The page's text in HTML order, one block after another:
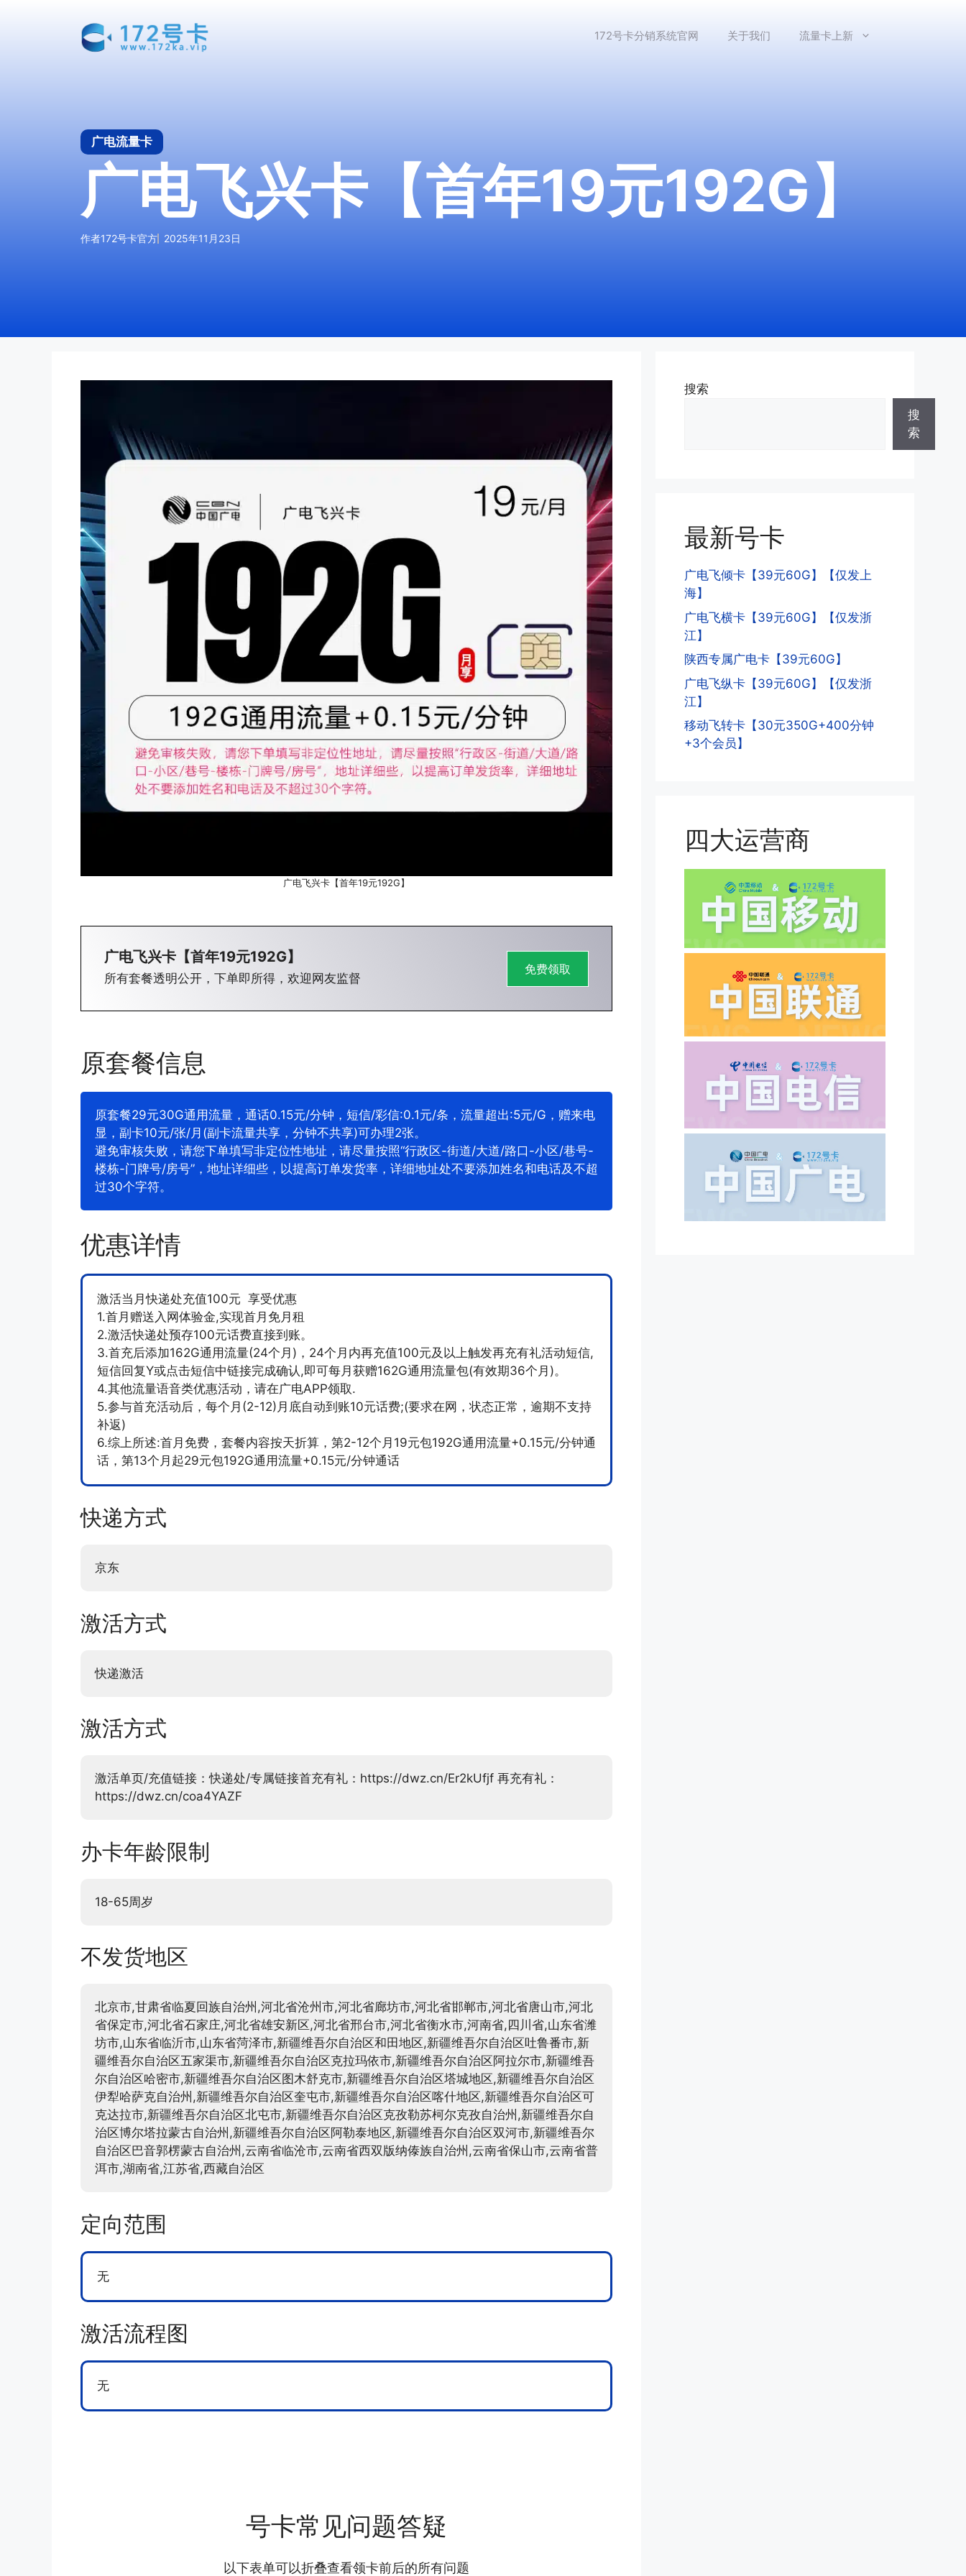
172号卡分销系统官网 关于我们 流量卡上新
广电流量卡
广电飞兴卡【首年19元192G】
作者172号卡官方 2025年11月23日
广电飞兴卡【首年19元192G】
广电飞兴卡【首年19元192G】
所有套餐透明公开，下单即所得，欢迎网友监督
免费领取
原套餐信息
原套餐29元30G通用流量，通话0.15元/分钟，短信/彩信:0.1元/条，流量超出:5元/G，赠来电
显，副卡10元/张/月(副卡流量共享，分钟不共享)可办理2张。
避免审核失败，请您下单填写非定位性地址，请尽量按照“行政区-街道/大道/路口-小区/巷号-
楼栋-门牌号/房号”，地址详细些，以提高订单发货率，详细地址处不要添加姓名和电话及不超
过30个字符。
优惠详情
激活当月快递处充值100元 享受优惠
1.首月赠送入网体验金,实现首月免月租
2.激活快递处预存100元话费直接到账。
3.首充后添加162G通用流量(24个月)，24个月内再充值100元及以上触发再充有礼活动短信,
短信回复Y或点击短信中链接完成确认,即可每月获赠162G通用流量包(有效期36个月)。
4.其他流量语音类优惠活动，请在广电APP领取.
5.参与首充活动后，每个月(2-12)月底自动到账10元话费;(要求在网，状态正常，逾期不支持
补返)
6.综上所述:首月免费，套餐内容按天折算，第2-12个月19元包192G通用流量+0.15元/分钟通
话，第13个月起29元包192G通用流量+0.15元/分钟通话
快递方式
京东
激活方式
快递激活
激活方式
激活单页/充值链接：快递处/专属链接首充有礼：https://dwz.cn/Er2kUfjf 再充有礼：
https://dwz.cn/coa4YAZF
办卡年龄限制
18-65周岁
不发货地区
北京市,甘肃省临夏回族自治州,河北省沧州市,河北省廊坊市,河北省邯郸市,河北省唐山市,河北
省保定市,河北省石家庄,河北省雄安新区,河北省邢台市,河北省衡水市,河南省,四川省,山东省潍
坊市,山东省临沂市,山东省菏泽市,新疆维吾尔自治区和田地区,新疆维吾尔自治区吐鲁番市,新
疆维吾尔自治区五家渠市,新疆维吾尔自治区克拉玛依市,新疆维吾尔自治区阿拉尔市,新疆维吾
尔自治区哈密市,新疆维吾尔自治区图木舒克市,新疆维吾尔自治区塔城地区,新疆维吾尔自治区
伊犁哈萨克自治州,新疆维吾尔自治区奎屯市,新疆维吾尔自治区喀什地区,新疆维吾尔自治区可
克达拉市,新疆维吾尔自治区北屯市,新疆维吾尔自治区克孜勒苏柯尔克孜自治州,新疆维吾尔自
治区博尔塔拉蒙古自治州,新疆维吾尔自治区阿勒泰地区,新疆维吾尔自治区双河市,新疆维吾尔
自治区巴音郭楞蒙古自治州,云南省临沧市,云南省西双版纳傣族自治州,云南省保山市,云南省普
洱市,湖南省,江苏省,西藏自治区
定向范围
无
激活流程图
无
号卡常见问题答疑
以下表单可以折叠查看领卡前后的所有问题
搜索
搜
索
最新号卡
广电飞倾卡【39元60G】【仅发上
海】
广电飞横卡【39元60G】【仅发浙
江】
陕西专属广电卡【39元60G】
广电飞纵卡【39元60G】【仅发浙
江】
移动飞转卡【30元350G+400分钟
+3个会员】
四大运营商